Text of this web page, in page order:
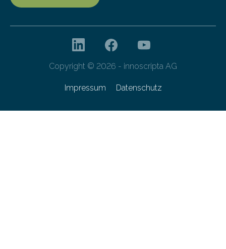
Copyright © 2026 - innoscripta AG
Impressum Datenschutz